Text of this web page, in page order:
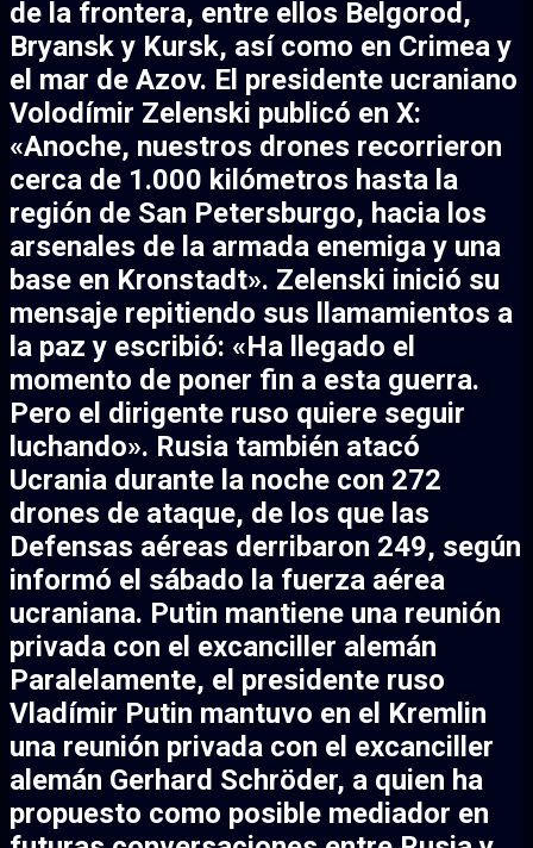
de la frontera, entre ellos Belgorod,
Bryansk y Kursk, así como en Crimea y
el mar de Azov. El presidente ucraniano
Volodímir Zelenski publicó en X:
«Anoche, nuestros drones recorrieron
cerca de 1.000 kilómetros hasta la
región de San Petersburgo, hacia los
arsenales de la armada enemiga y una
base en Kronstadt». Zelenski inició su
mensaje repitiendo sus llamamientos a
la paz y escribió: «Ha llegado el
momento de poner fin a esta guerra.
Pero el dirigente ruso quiere seguir
luchando». Rusia también atacó
Ucrania durante la noche con 272
drones de ataque, de los que las
Defensas aéreas derribaron 249, según
informó el sábado la fuerza aérea
ucraniana. Putin mantiene una reunión
privada con el excanciller alemán
Paralelamente, el presidente ruso
Vladímir Putin mantuvo en el Kremlin
una reunión privada con el excanciller
alemán Gerhard Schröder, a quien ha
propuesto como posible mediador en